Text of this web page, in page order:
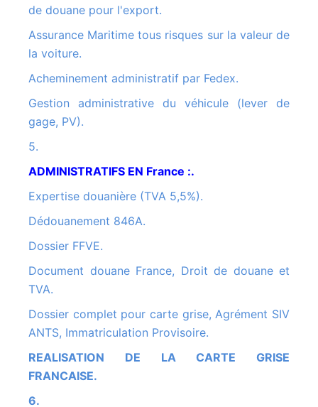
de douane pour l'export.
Assurance Maritime tous risques sur la valeur de
la voiture.
Acheminement administratif par Fedex.
Gestion administrative du véhicule (lever de
gage, PV).
5.
ADMINISTRATIFS EN France :.
Expertise douanière (TVA 5,5%).
Dédouanement 846A.
Dossier FFVE.
Document douane France, Droit de douane et
TVA.
Dossier complet pour carte grise, Agrément SIV
ANTS, Immatriculation Provisoire.
REALISATION DE LA CARTE GRISE
FRANCAISE.
6.